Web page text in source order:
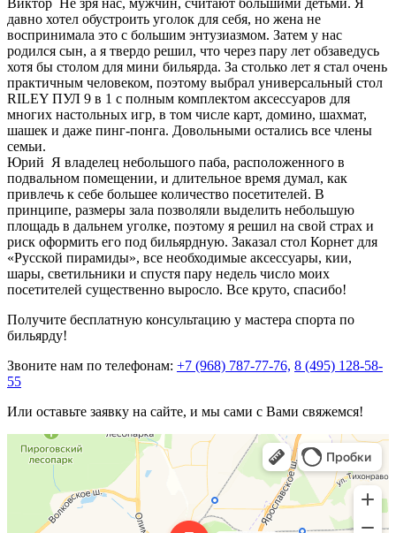
давно хотел обустроить уголок для себя, но жена не
воспринимала это с большим энтузиазмом. Затем у нас
родился сын, а я твердо решил, что через пару лет обзаведусь
хотя бы столом для мини бильярда. За столько лет я стал очень
практичным человеком, поэтому выбрал универсальный стол
RILEY ПУЛ 9 в 1 с полным комплектом аксессуаров для
многих настольных игр, в том числе карт, домино, шахмат,
шашек и даже пинг-понга. Довольными остались все члены
семьи.
Юрий Я владелец небольшого паба, расположенного в
подвальном помещении, и длительное время думал, как
привлечь к себе большее количество посетителей. В
принципе, размеры зала позволяли выделить небольшую
площадь в дальнем уголке, поэтому я решил на свой страх и
риск оформить его под бильярдную. Заказал стол Корнет для
«Русской пирамиды», все необходимые аксессуары, кии,
шары, светильники и спустя пару недель число моих
посетителей существенно выросло. Все круто, спасибо!
Получите бесплатную консультацию у мастера спорта по
бильярду!
Звоните нам по телефонам: +7 (968) 787-77-76, 8 (495) 128-58-
55
Или оставьте заявку на сайте, и мы сами с Вами свяжемся!